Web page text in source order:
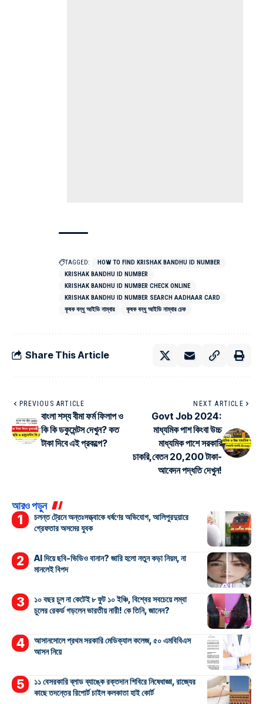
TAGGED:
HOW TO FIND KRISHAK BANDHU ID NUMBER
KRISHAK BANDHU ID NUMBER
KRISHAK BANDHU ID NUMBER CHECK ONLINE
KRISHAK BANDHU ID NUMBER SEARCH AADHAAR CARD
কৃষক বন্ধু আইডি নাম্বার
কৃষক বন্ধু আইডি নাম্বার চেক
Share This Article
PREVIOUS ARTICLE
বাংলা শস্য বীমা ফর্ম ফিলাপ ও
কি কি ডকুমেন্টস দেখুন? কত
টাকা দিবে এই প্রকল্পে?
NEXT ARTICLE
Govt Job 2024:
মাধ্যমিক পাশ কিংবা উচ্চ
মাধ্যমিক পাশে সরকারি
চাকরি,বেতন 20,200 টাকা-
আবেদন পদ্ধতি দেখুন!
আরও পড়ুন
চলন্ত ট্রেনে অন্তঃসত্ত্বাকে ধর্ষণের অভিযোগ, আলিপুরদুয়ারে
গ্রেফতার অসমের যুবক
AI দিয়ে ছবি-ভিডিও বানান? জারি হলো নতুন কড়া নিয়ম, না
মানলেই বিপদ
১০ বছর চুল না কেটেই ৮ ফুট ১০ ইঞ্চি, বিশ্বের সবচেয়ে লম্বা
চুলের রেকর্ড গড়লেন ভারতীয় নারী! কে তিনি, জানেন?
আসানসোলে প্রথম সরকারি মেডিক্যাল কলেজ, ৫০ এমবিবিএস
আসন নিয়ে
১১ বেসরকারি ব্লাড ব্যাঙ্কে রক্তদান শিবিরে নিষেধাজ্ঞা, রাজ্যের
কাছে তদন্তের রিপোর্ট চাইল কলকাতা হাই কোর্ট